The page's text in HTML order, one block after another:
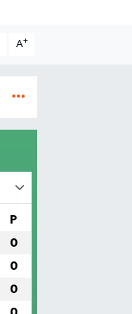
A+
P
0
0
0